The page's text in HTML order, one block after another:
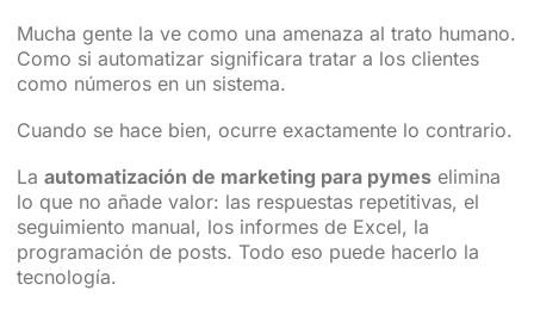
Mucha gente la ve como una amenaza al trato humano.
Como si automatizar significara tratar a los clientes
como números en un sistema.
Cuando se hace bien, ocurre exactamente lo contrario.
La automatización de marketing para pymes elimina
lo que no añade valor: las respuestas repetitivas, el
seguimiento manual, los informes de Excel, la
programación de posts. Todo eso puede hacerlo la
tecnología.